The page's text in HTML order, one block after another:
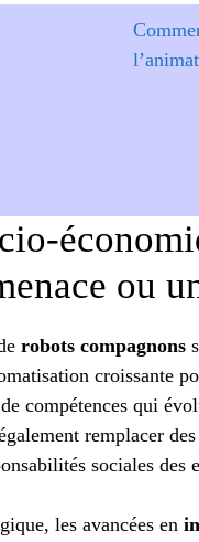
ou
robots compagnons
croissante
compétences qui
remplacer
sociales des
les avancées en